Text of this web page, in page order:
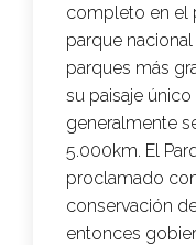
completo en el
parque
parques más
su paisaje
generalmente
5.000km. El
proclamado
conservación
entonces